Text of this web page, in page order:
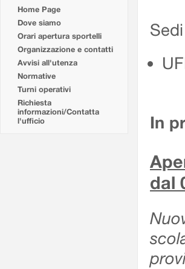
Home Page
Dove siamo
Orari apertura sportelli
Organizzazione e contatti
Avvisi all'utenza
Normative
Turni operativi
Richiesta
informazioni/Contatta
l'ufficio
In
dal